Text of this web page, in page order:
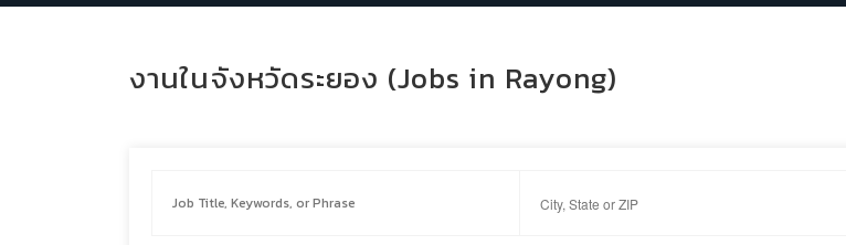
งานในจังหวัดระยอง (Jobs in Rayong)